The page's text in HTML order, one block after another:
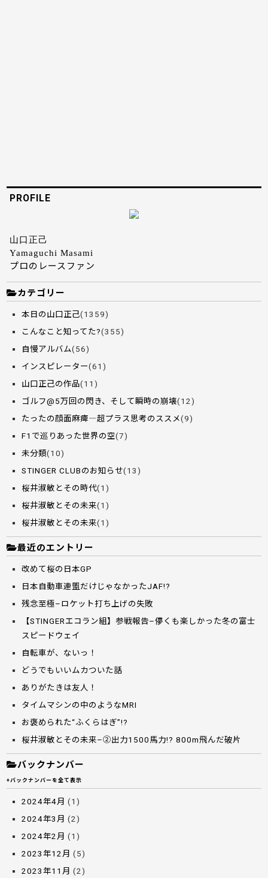
PROFILE
山口正己
Yamaguchi Masami
プロのレースファン
カテゴリー
本日の山口正己(1359)
こんなこと知ってた?(355)
自慢アルバム(56)
インスピレーター(61)
山口正己の作品(11)
ゴルフ@5万回の閃き、そして瞬時の崩壊(12)
たったの顔面麻痺―超プラス思考のススメ(9)
F1で巡りあった世界の空(7)
未分類(10)
STINGER CLUBのお知らせ(13)
桜井淑敏とその時代(1)
桜井淑敏とその未来(1)
桜井淑敏とその未来(1)
最近のエントリー
改めて桜の日本GP
日本自動車連盟だけじゃなかったJAF!?
残念至極–ロケット打ち上げの失敗
【STINGERエコラン組】参戦報告–儚くも楽しかった冬の富士
スピードウェイ
自転車が、ないっ！
どうでもいいムカついた話
ありがたきは友人！
タイムマシンの中のようなMRI
お褒められた“ふくらはぎ”!?
桜井淑敏とその未来–②出力1500馬力!? 800m飛んだ破片
バックナンバー
+バックナンバーを全て表示
2024年4月 (1)
2024年3月 (2)
2024年2月 (1)
2023年12月 (5)
2023年11月 (2)